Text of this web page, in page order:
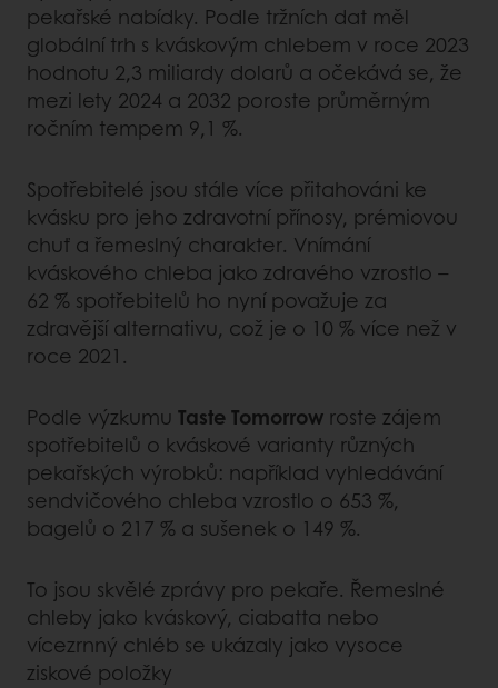
pekařské nabídky. Podle tržních dat měl
globální trh s kváskovým chlebem v roce 2023
hodnotu 2,3 miliardy dolarů a očekává se, že
mezi lety 2024 a 2032 poroste průměrným
ročním tempem 9,1 %.
Spotřebitelé jsou stále více přitahováni ke
kvásku pro jeho zdravotní přínosy, prémiovou
chuť a řemeslný charakter. Vnímání
kváskového chleba jako zdravého vzrostlo –
62 % spotřebitelů ho nyní považuje za
zdravější alternativu, což je o 10 % více než v
roce 2021.
Podle výzkumu Taste Tomorrow roste zájem
spotřebitelů o kváskové varianty různých
pekařských výrobků: například vyhledávání
sendvičového chleba vzrostlo o 653 %,
bagelů o 217 % a sušenek o 149 %.
To jsou skvělé zprávy pro pekaře. Řemeslné
chleby jako kváskový, ciabatta nebo
vícezrnný chléb se ukázaly jako vysoce
ziskové položky